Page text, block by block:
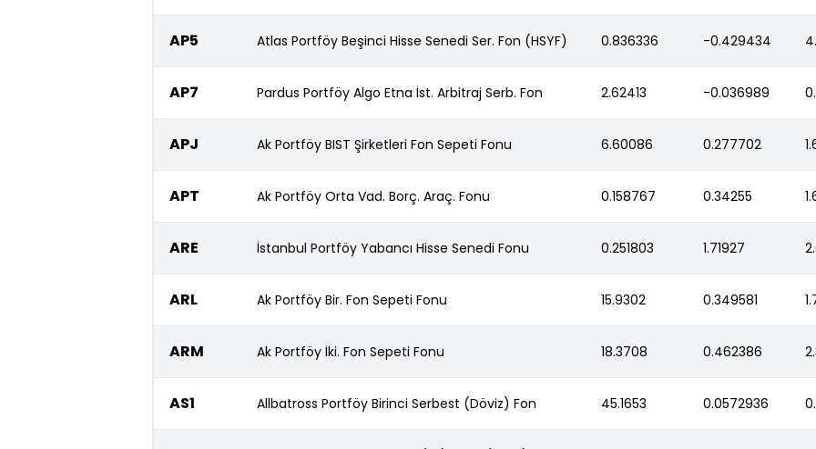
AP5 Atlas Portföy Beşinci Hisse Senedi Ser. Fon (HSYF) 0.836336 -0.429434
AP7 Pardus Portföy Algo Etna İst. Arbitraj Serb. Fon 2.62413 -0.036989
APJ Ak Portföy BIST Şirketleri Fon Sepeti Fonu 6.60086 0.277702
APT Ak Portföy Orta Vad. Borç. Araç. Fonu 0.158767 0.34255
ARE İstanbul Portföy Yabancı Hisse Senedi Fonu 0.251803 1.71927
ARL Ak Portföy Bir. Fon Sepeti Fonu 15.9302 0.349581
ARM Ak Portföy İki. Fon Sepeti Fonu 18.3708 0.462386
AS1 Allbatross Portföy Birinci Serbest (Döviz) Fon 45.1653 0.0572936